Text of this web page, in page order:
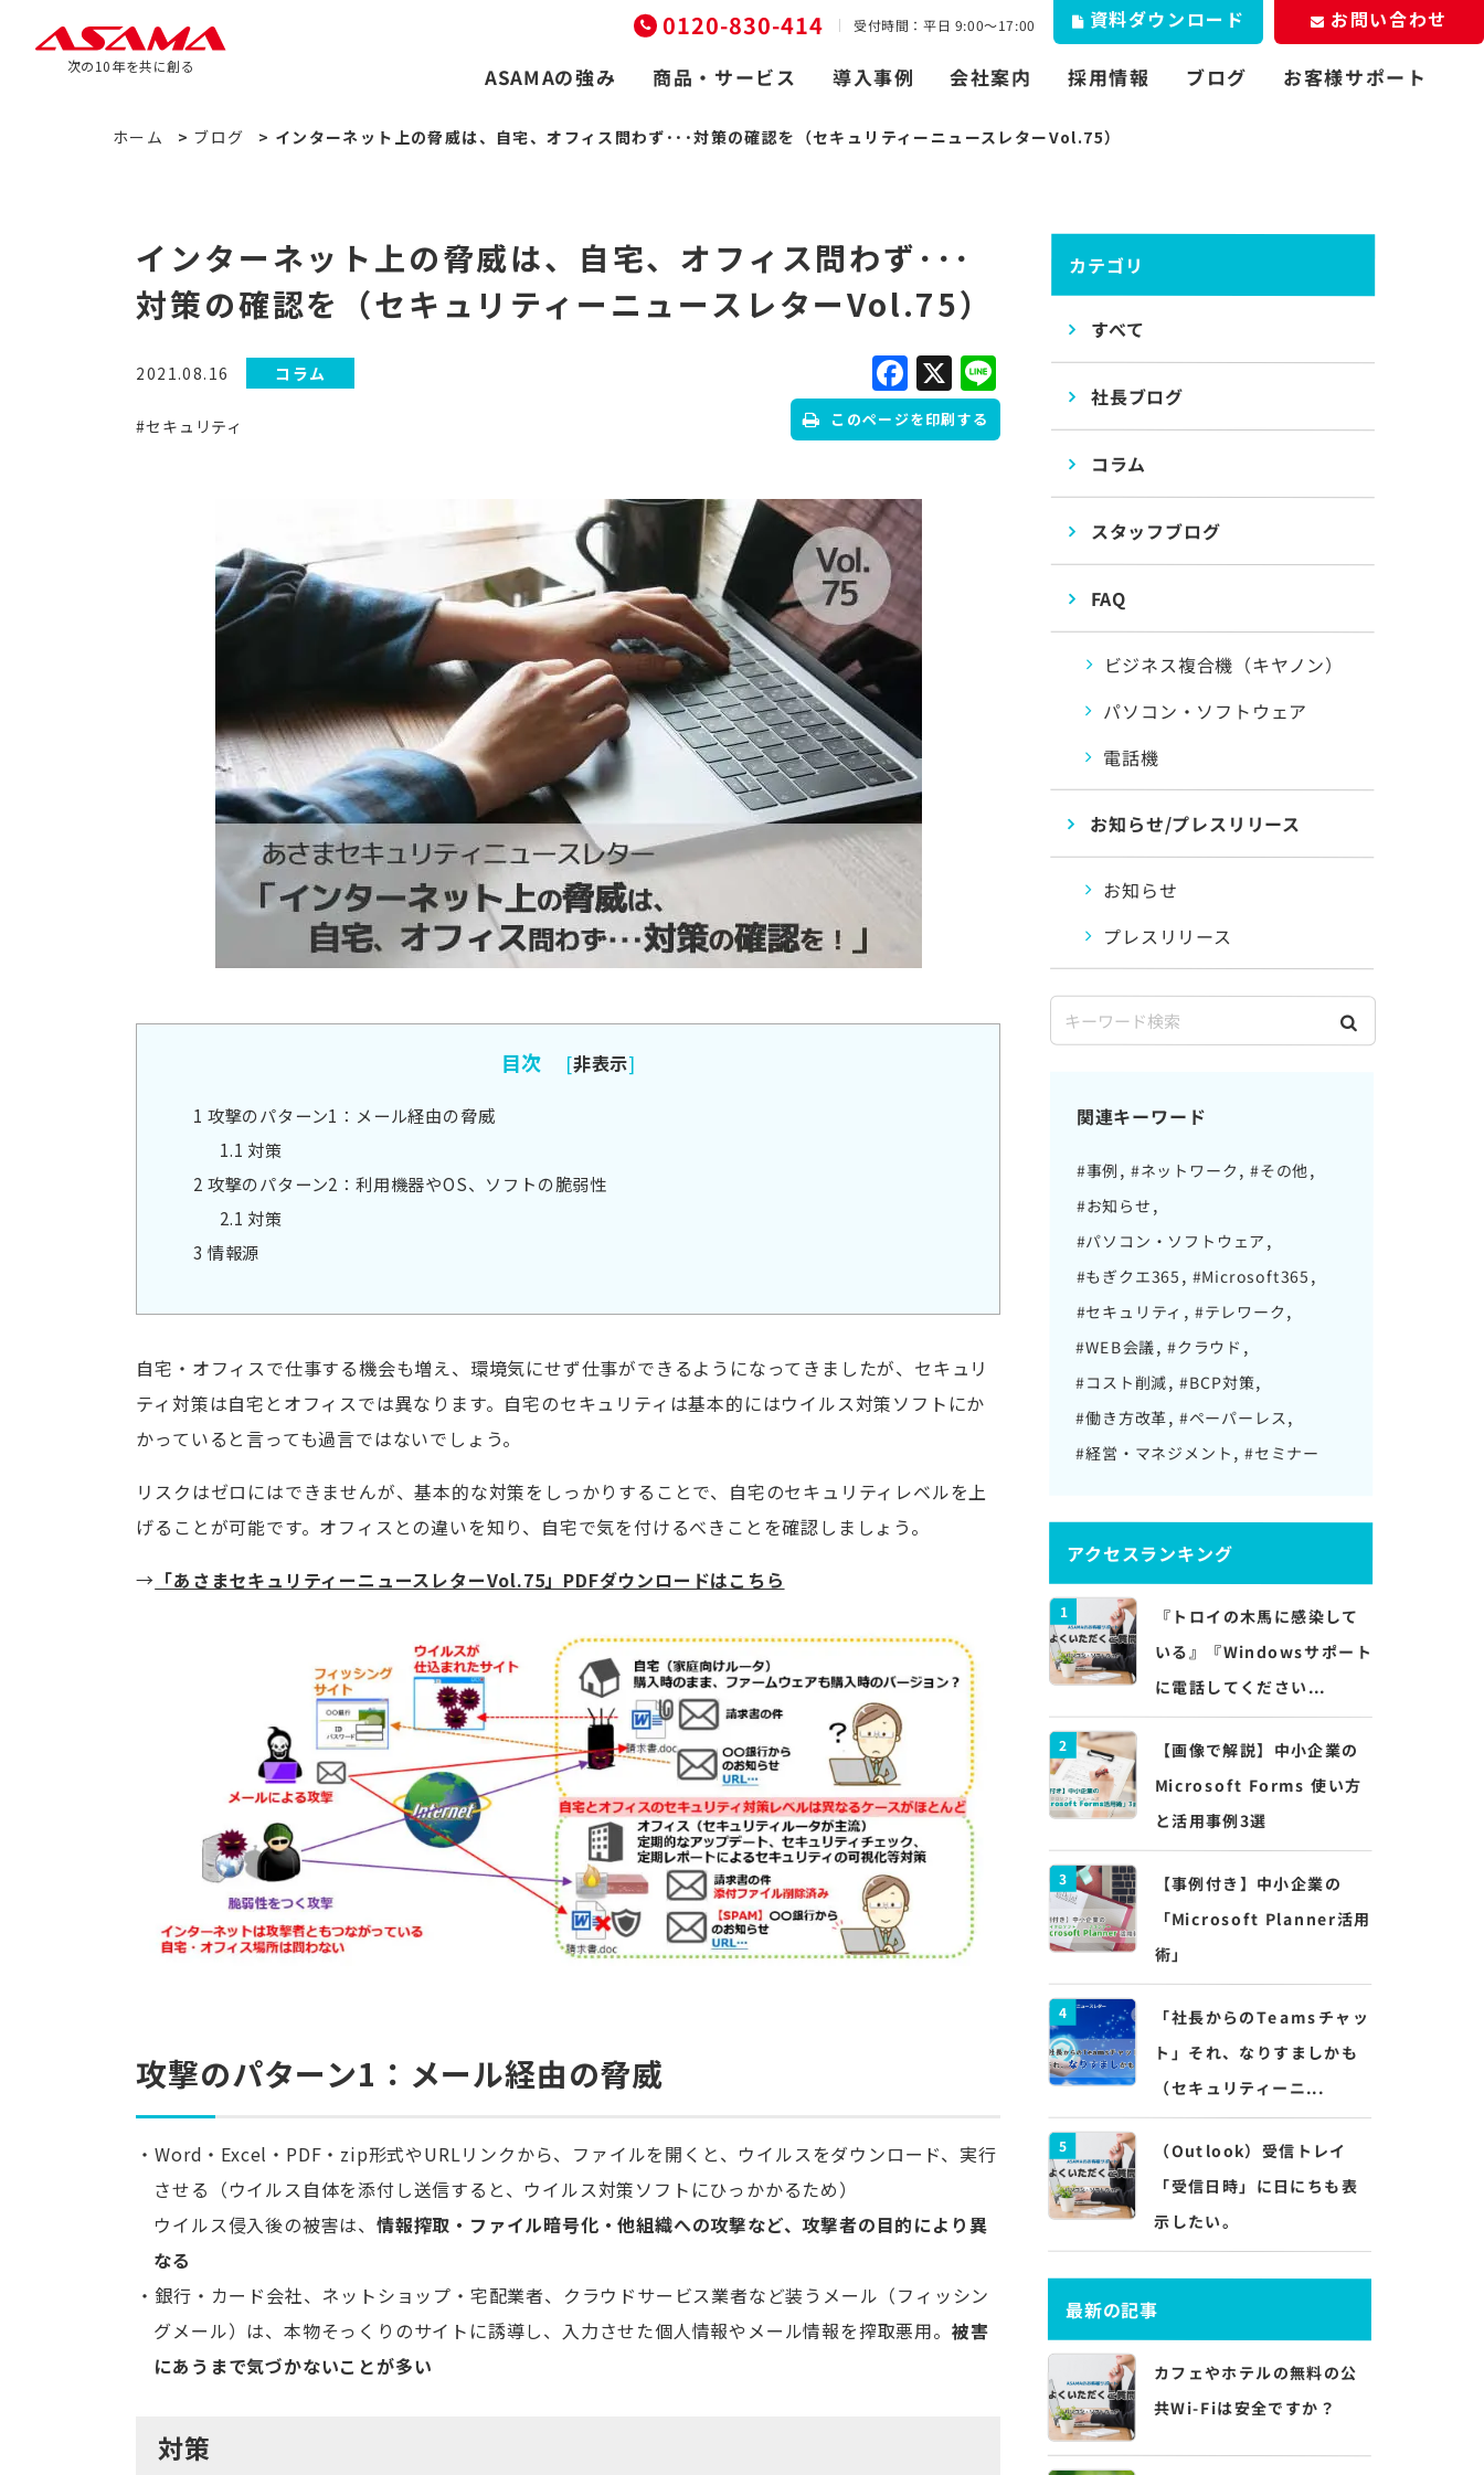
次の10年を共に創る
0120-830-414 受付時間：平日 9:00〜17:00 資料ダウンロード お問い合わせ
ASAMAの強み 商品・サービス 導入事例 会社案内 採用情報 ブログ お客様サポート
ホーム > ブログ > インターネット上の脅威は、自宅、オフィス問わず･･･対策の確認を（セキュリティーニュースレターVol.75）
インターネット上の脅威は、自宅、オフィス問わず･･･
対策の確認を（セキュリティーニュースレターVol.75）
2021.08.16 コラム Facebook
X Line
#セキュリティ このページを印刷する
目次 [非表示]
1 攻撃のパターン1：メール経由の脅威
1.1 対策
2 攻撃のパターン2：利用機器やOS、ソフトの脆弱性
2.1 対策
3 情報源
自宅・オフィスで仕事する機会も増え、環境気にせず仕事ができるようになってきましたが、セキュリ
ティ対策は自宅とオフィスでは異なります。自宅のセキュリティは基本的にはウイルス対策ソフトにか
かっていると言っても過言ではないでしょう。
リスクはゼロにはできませんが、基本的な対策をしっかりすることで、自宅のセキュリティレベルを上
げることが可能です。オフィスとの違いを知り、自宅で気を付けるべきことを確認しましょう。
→ 「あさまセキュリティーニュースレターVol.75」PDFダウンロードはこちら
攻撃のパターン1：メール経由の脅威
Word・Excel・PDF・zip形式やURLリンクから、ファイルを開くと、ウイルスをダウンロード、実行
させる（ウイルス自体を添付し送信すると、ウイルス対策ソフトにひっかかるため）
ウイルス侵入後の被害は、 情報搾取・ファイル暗号化・他組織への攻撃など、攻撃者の目的により異
なる
銀行・カード会社、ネットショップ・宅配業者、クラウドサービス業者など装うメール（フィッシン
グメール）は、本物そっくりのサイトに誘導し、入力させた個人情報やメール情報を搾取悪用。 被害
にあうまで気づかないことが多い
対策
カテゴリ
すべて
社長ブログ
コラム
スタッフブログ
FAQ
ビジネス複合機（キヤノン）
パソコン・ソフトウェア
電話機
お知らせ/プレスリリース
お知らせ
プレスリリース
関連キーワード
#事例 #ネットワーク #その他
#お知らせ
#パソコン・ソフトウェア
#もぎクエ365 #Microsoft365
#セキュリティ #テレワーク
#WEB会議 #クラウド
#コスト削減 #BCP対策
#働き方改革 #ペーパーレス
#経営・マネジメント #セミナー
アクセスランキング
1 『トロイの木馬に感染して
いる』『Windowsサポート
に電話してください...
2 【画像で解説】中小企業の
Microsoft Forms 使い方
と活用事例3選
3 【事例付き】中小企業の
「Microsoft Planner活用
術」
4 「社長からのTeamsチャッ
ト」それ、なりすましかも
（セキュリティーニ...
5 （Outlook）受信トレイ
「受信日時」に日にちも表
示したい。
最新の記事
カフェやホテルの無料の公
共Wi-Fiは安全ですか？